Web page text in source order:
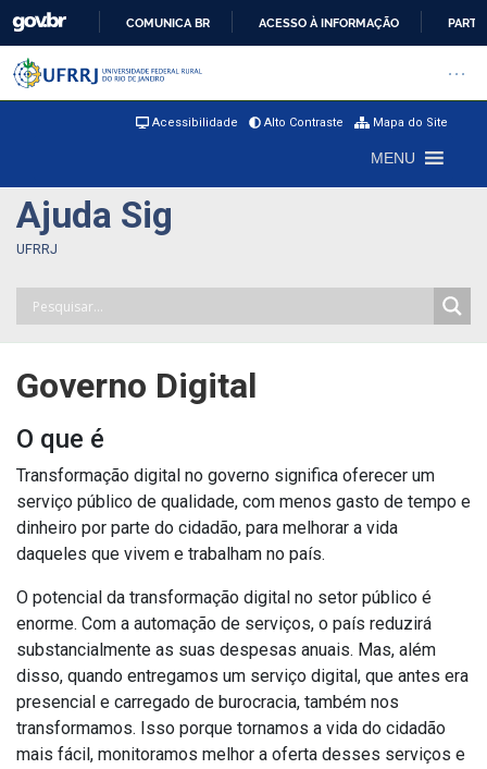
COMUNICA BR ACESSO À INFORMAÇÃO
Pular barra institucional
Barra institucional da
Mapa do Site
Alto Contraste
Acessibilidade
MENU
Ajuda Sig
UFRRJ
Governo Digital
O que é
Transformação digital no governo significa oferecer um
serviço público de qualidade, com menos gasto de tempo e
dinheiro por parte do cidadão, para melhorar a vida
daqueles que vivem e trabalham no país.
O potencial da transformação digital no setor público é
enorme. Com a automação de serviços, o país reduzirá
substancialmente as suas despesas anuais. Mas, além
disso, quando entregamos um serviço digital, que antes era
presencial e carregado de burocracia, também nos
transformamos. Isso porque tornamos a vida do cidadão
mais fácil, monitoramos melhor a oferta desses serviços e